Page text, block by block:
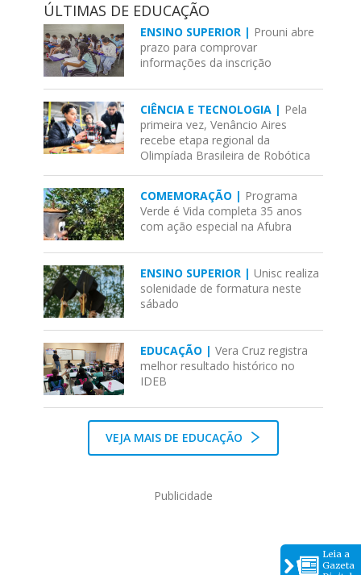
Leia a
Gazeta
ÚLTIMAS DE EDUCAÇÃO
ENSINO SUPERIOR | Prouni abre
prazo para comprovar
informações da inscrição
CIÊNCIA E TECNOLOGIA | Pela
primeira vez, Venâncio Aires
recebe etapa regional da
Olimpíada Brasileira de Robótica
COMEMORAÇÃO | Programa
Verde é Vida completa 35 anos
com ação especial na Afubra
ENSINO SUPERIOR | Unisc realiza
solenidade de formatura neste
sábado
EDUCAÇÃO |Vera Cruz registra
melhor resultado histórico no
IDEB
VEJA MAIS DE EDUCAÇÃO
Publicidade